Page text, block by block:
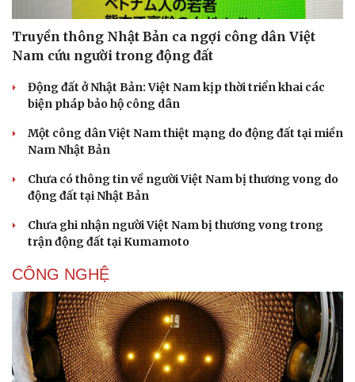
Truyền thông Nhật Bản ca ngợi công dân Việt
Nam cứu người trong động đất
Động đất ở Nhật Bản: Việt Nam kịp thời triển khai các
biện pháp bảo hộ công dân
Một công dân Việt Nam thiệt mạng do động đất tại miền
Nam Nhật Bản
Chưa có thông tin về người Việt Nam bị thương vong do
động đất tại Nhật Bản
Chưa ghi nhận người Việt Nam bị thương vong trong
trận động đất tại Kumamoto
CÔNG NGHỆ